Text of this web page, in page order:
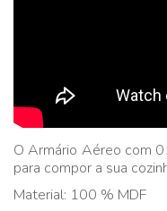
O Armário Aéreo com
para compor a sua
Material: 100 % MDF